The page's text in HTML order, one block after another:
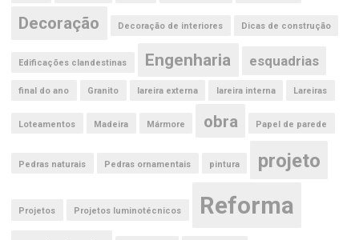
Decoração Decoração de interiores Dicas de construção
Edificações clandestinas Engenharia esquadrias
final do ano Granito lareira externa lareira interna Lareiras
Loteamentos Madeira Mármore obra Papel de parede
Pedras naturais Pedras ornamentais pintura projeto
Projetos Projetos luminotécnicos Reforma